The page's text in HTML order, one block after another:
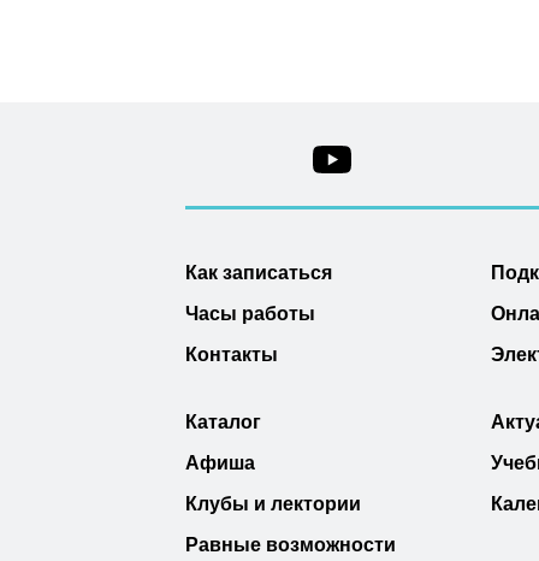
Как записаться
Часы работы
Контакты
Каталог
Афиша
Клубы и лектории
Равные возможности